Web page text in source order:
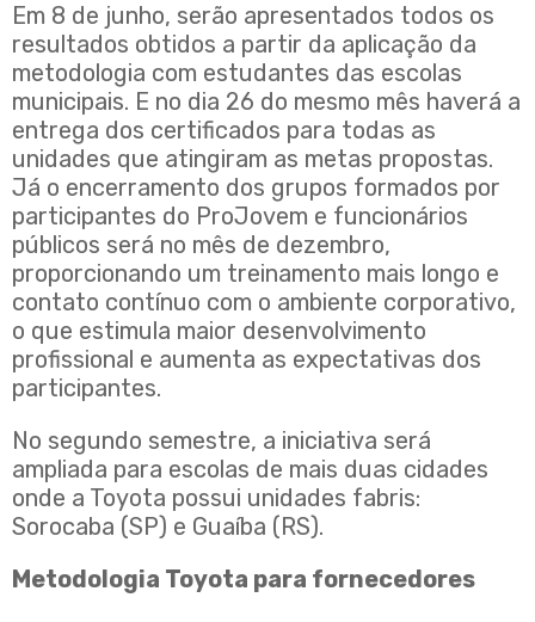
Em 8 de junho, serão apresentados todos os
resultados obtidos a partir da aplicação da
metodologia com estudantes das escolas
municipais. E no dia 26 do mesmo mês haverá a
entrega dos certificados para todas as
unidades que atingiram as metas propostas.
Já o encerramento dos grupos formados por
participantes do ProJovem e funcionários
públicos será no mês de dezembro,
proporcionando um treinamento mais longo e
contato contínuo com o ambiente corporativo,
o que estimula maior desenvolvimento
profissional e aumenta as expectativas dos
participantes.
No segundo semestre, a iniciativa será
ampliada para escolas de mais duas cidades
onde a Toyota possui unidades fabris:
Sorocaba (SP) e Guaíba (RS).
Metodologia Toyota para fornecedores